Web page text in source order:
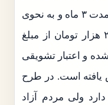
اسفند ۱۴۰۲ تا اردیبهشت ۱۴۰۳ طی مدت ۳ ماه و به نحوی
عملیاتی می‌شود که شرط خرید ۲۰۰ هزار تومان از مبلغ
و اعتبار تشویقی
افزایش یافته است. در طرح
ولی مردم آزاد